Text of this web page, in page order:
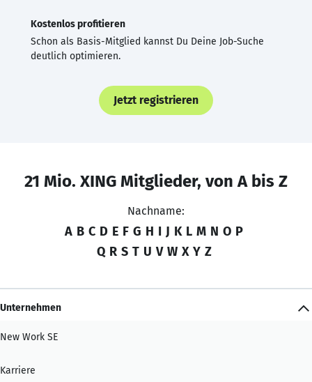
Kostenlos profitieren
Schon als Basis-Mitglied kannst Du Deine Job-Suche
deutlich optimieren.
Jetzt registrieren
21 Mio. XING Mitglieder, von A bis Z
Nachname:
A B C D E F G H I J K L M N O P
Q R S T U V W X Y Z
Unternehmen
New Work SE
Karriere